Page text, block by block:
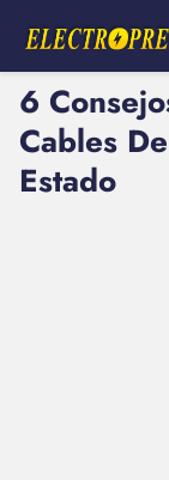
6
Cables
Estado